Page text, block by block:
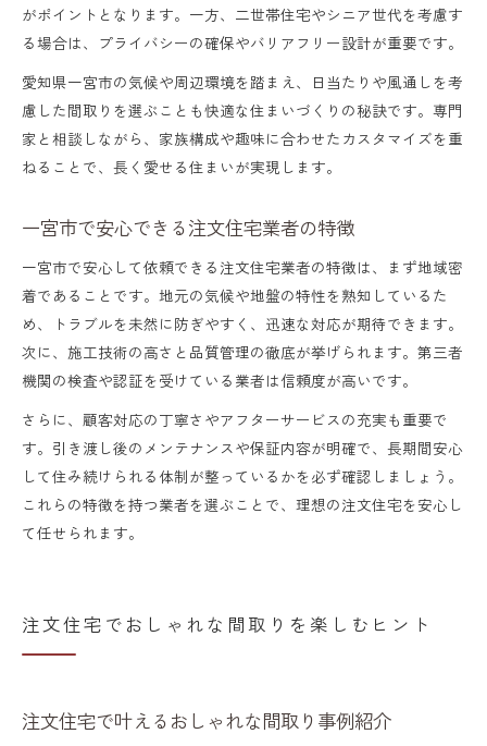
がポイントとなります。一方、二世帯住宅やシニア世代を考慮す
る場合は、プライバシーの確保やバリアフリー設計が重要です。
愛知県一宮市の気候や周辺環境を踏まえ、日当たりや風通しを考
慮した間取りを選ぶことも快適な住まいづくりの秘訣です。専門
家と相談しながら、家族構成や趣味に合わせたカスタマイズを重
ねることで、長く愛せる住まいが実現します。
一宮市で安心できる注文住宅業者の特徴
一宮市で安心して依頼できる注文住宅業者の特徴は、まず地域密
着であることです。地元の気候や地盤の特性を熟知しているた
め、トラブルを未然に防ぎやすく、迅速な対応が期待できます。
次に、施工技術の高さと品質管理の徹底が挙げられます。第三者
機関の検査や認証を受けている業者は信頼度が高いです。
さらに、顧客対応の丁寧さやアフターサービスの充実も重要で
す。引き渡し後のメンテナンスや保証内容が明確で、長期間安心
して住み続けられる体制が整っているかを必ず確認しましょう。
これらの特徴を持つ業者を選ぶことで、理想の注文住宅を安心し
て任せられます。
注文住宅でおしゃれな間取りを楽しむヒント
注文住宅で叶えるおしゃれな間取り事例紹介